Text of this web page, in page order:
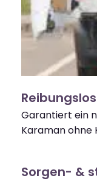
Garantiert ein
Karaman ohne
Sorgen- &